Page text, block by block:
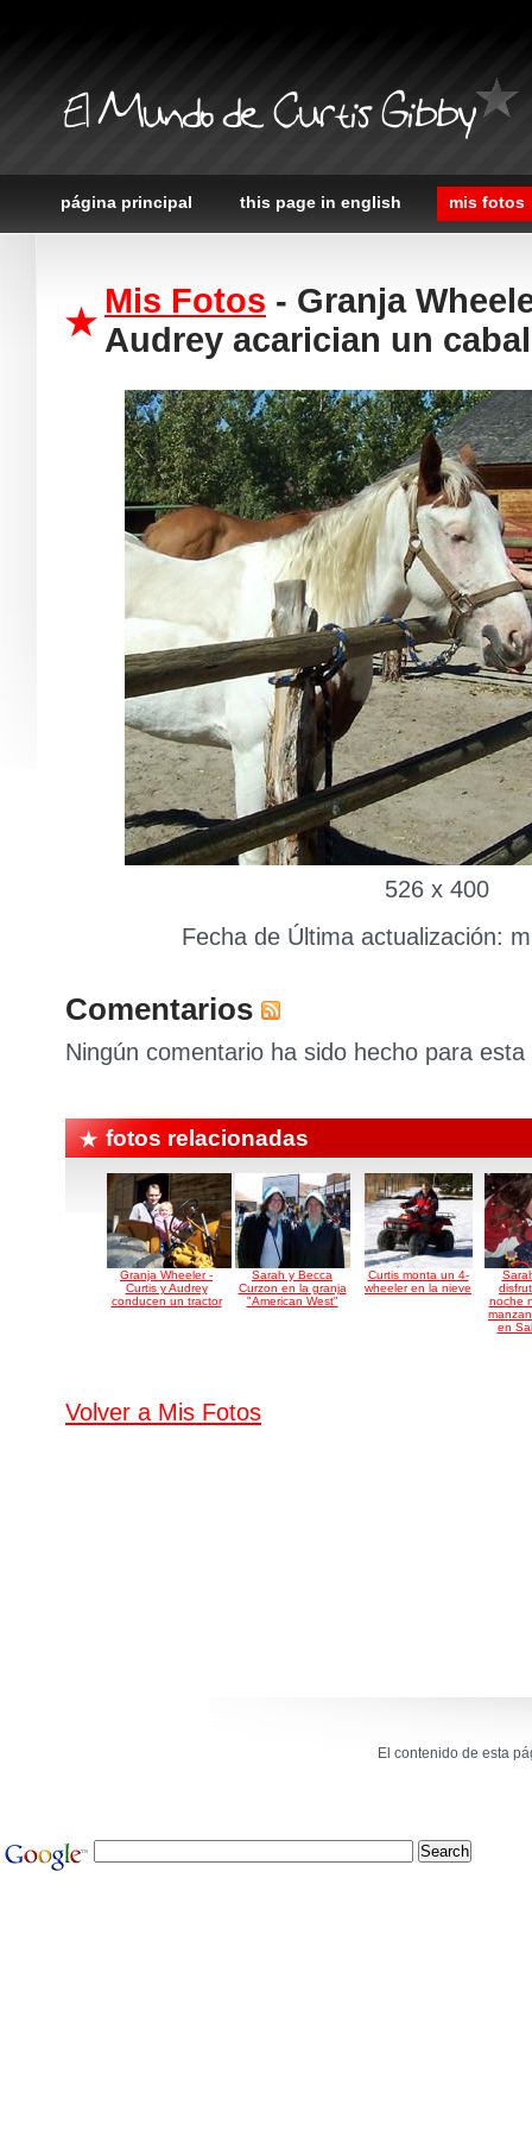
El Mundo de Curtis Gibby
página principal this page in english mis fotos
Mis Fotos - Granja
Audrey acarician un
526 x 400
Fecha de Última actualización:
Comentarios
Ningún comentario ha sido hecho para esta
fotos relacionadas
Granja Wheeler -
Curtis y Audrey
conducen un tractor
Sarah y Becca
Curzon en la granja
"American West"
Curtis monta un 4-
wheeler en la nieve
noche
en
Volver a Mis Fotos
El contenido de esta